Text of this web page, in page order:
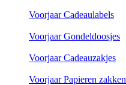
Voorjaar Cadeaulabels
Voorjaar Gondeldoosjes
Voorjaar Cadeauzakjes
Voorjaar Papieren zakken